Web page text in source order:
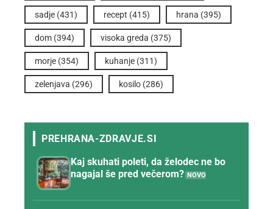
sadje (431) recept (415) hrana (395)
dom (394) visoka greda (375)
morje (354) kuhanje (311)
zelenjava (296) kosilo (286)
Kaj skuhati poleti, da želodec ne bo
nagajal še pred večerom?